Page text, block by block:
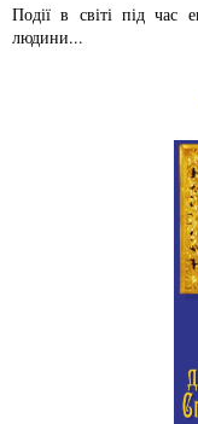
Події в світі під час
людини...